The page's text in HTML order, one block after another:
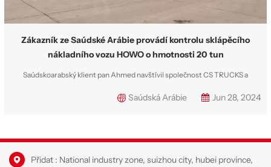
Zákazník ze Saúdské Arábie provádí kontrolu sklápěcího
nákladního vozu HOWO o hmotnosti 20 tun
Saúdskoarabský klient pan Ahmed navštívil společnost CS TRUCKS a
budou dodány do Etiopie pro těžební projekt. Po dvou měsících výroby byly
Saúdská Arábie Jun 28, 2024
Přidat : National industry zone, suizhou city, hubei province,